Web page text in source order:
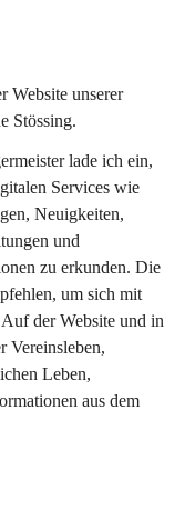
Website unserer
Stössing.
lade ich ein,
Services wie
Neuigkeiten,
und
zu erkunden. Die
um sich mit
der Website und in
Vereinsleben,
Leben,
aus dem